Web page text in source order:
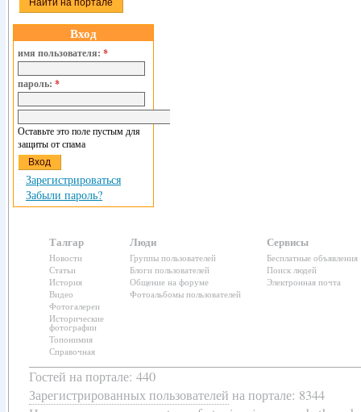
Вход
имя пользователя: *
пароль: *
Оставьте это поле пустым для
защиты от спама
Зарегистрироваться
Забыли пароль?
Талгар
Новости
Статьи
История
Видео
Фотогалереи
Исторические
фотографии
Топонимия
Справочная
Люди
Группы пользователей
Блоги пользователей
Общение на форуме
Фотоальбомы пользователей
Сервисы
Бесплатные объявления
Поиск людей
Электронная почта
Гостей на портале: 440
Зарегистрированных пользователей на портале: 8344